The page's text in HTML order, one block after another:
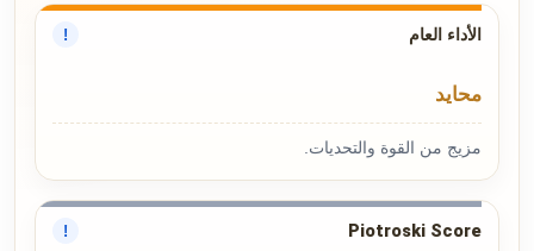
الأداء العام !
محايد
مزيج من القوة والتحديات.
Piotroski Score
!